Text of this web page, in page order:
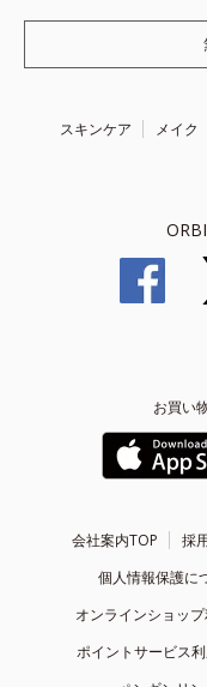
スキンケア メイク
お買い
会社案内TOP 採
個人情報保護に
オンラインショッ
ポイントサービス